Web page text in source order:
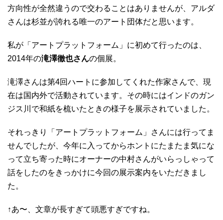
方向性が全然違うので交わることはありませんが、アルダ
さんは杉並が誇れる唯一のアート団体だと思います。
私が「アートプラットフォーム」に初めて行ったのは、
2014年の滝澤徹也さんの個展。
滝澤さんは第4回ハートに参加してくれた作家さんで、現
在は国内外で活動されています。その時にはインドのガン
ジス川で和紙を梳いたときの様子を展示されていました。
それっきり「アートプラットフォーム」さんには行ってま
せんでしたが、今年に入ってからホントにたまたま気にな
って立ち寄った時にオーナーの中村さんがいらっしゃって
話をしたのをきっかけに今回の展示案内をいただきまし
た。
↑あ〜、文章が長すぎて頭悪すぎですね。